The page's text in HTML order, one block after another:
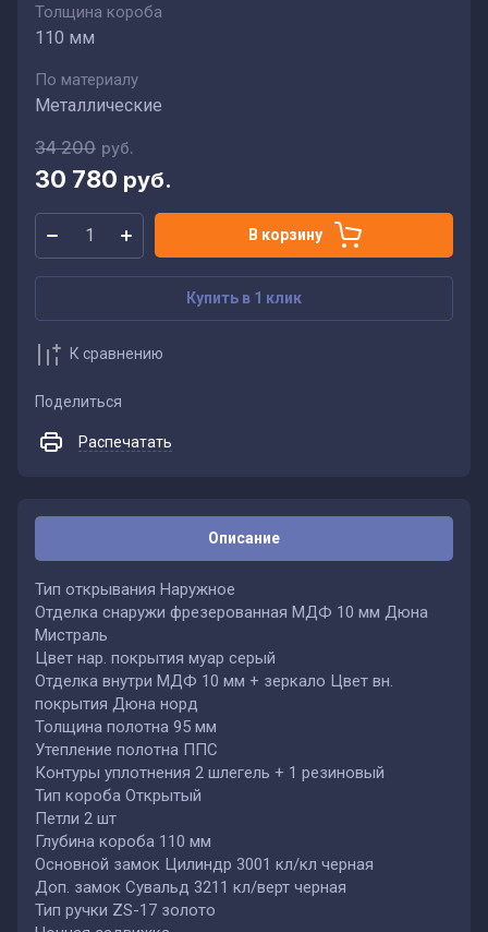
Толщина короба
110 мм
По материалу
Металлические
34 200 руб.
30 780 руб.
В корзину
Купить в 1 клик
К сравнению
Поделиться
Распечатать
Описание
Тип открывания Наружное
Отделка снаружи фрезерованная МДФ 10 мм Дюна
Мистраль
Цвет нар. покрытия муар серый
Отделка внутри МДФ 10 мм + зеркало Цвет вн.
покрытия Дюна норд
Толщина полотна 95 мм
Утепление полотна ППС
Контуры уплотнения 2 шлегель + 1 резиновый
Тип короба Открытый
Петли 2 шт
Глубина короба 110 мм
Основной замок Цилиндр 3001 кл/кл черная
Доп. замок Сувальд 3211 кл/верт черная
Тип ручки ZS-17 золото